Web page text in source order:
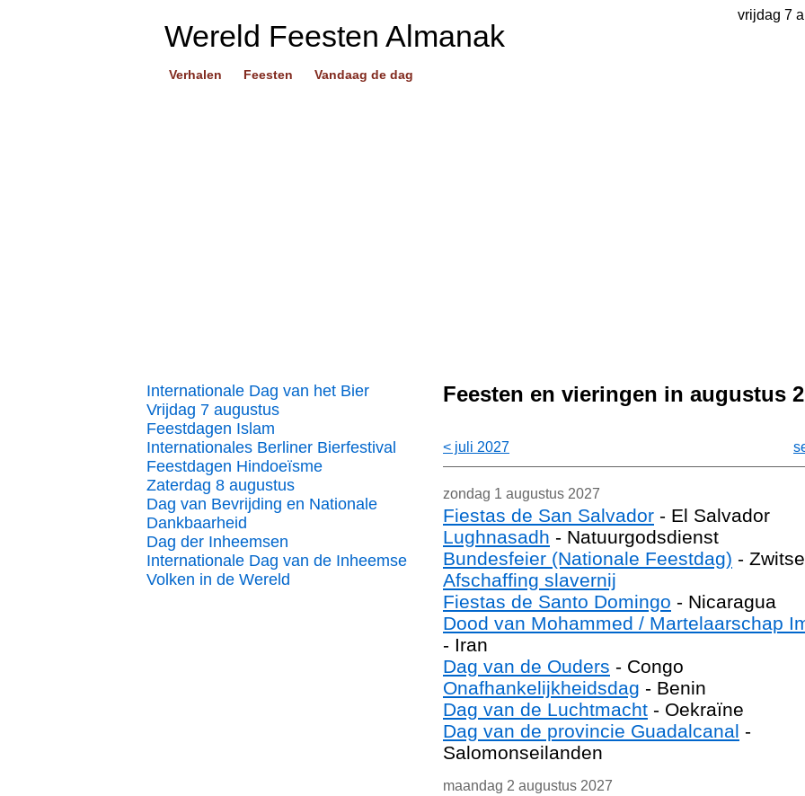
vrijdag 7
Wereld Feesten Almanak
Verhalen Feesten Vandaag de dag
Internationale Dag van het Bier
Vrijdag 7 augustus
Feestdagen Islam
Internationales Berliner Bierfestival
Feestdagen Hindoeïsme
Zaterdag 8 augustus
Dag van Bevrijding en Nationale
Dankbaarheid
Dag der Inheemsen
Internationale Dag van de Inheemse
Volken in de Wereld
Feesten en vieringen in augustus
< juli 2027
zondag 1 augustus 2027
Fiestas de San Salvador - El Salvador
Lughnasadh - Natuurgodsdienst
Bundesfeier (Nationale Feestdag) -
Afschaffing slavernij
Fiestas de Santo Domingo - Nicaragua
Dood van Mohammed / Martelaarschap
- Iran
Dag van de Ouders - Congo
Onafhankelijkheidsdag - Benin
Dag van de Luchtmacht - Oekraïne
Dag van de provincie Guadalcanal -
Salomonseilanden
maandag 2 augustus 2027